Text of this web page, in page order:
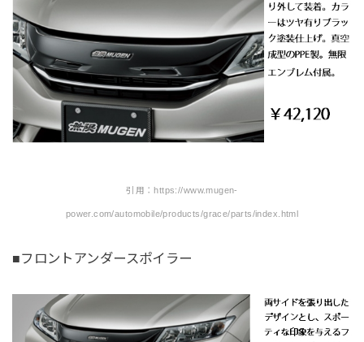
引用：https://www.mugen-
power.com/automobile/products/grace/parts/index.html
■フロントアンダースポイラー